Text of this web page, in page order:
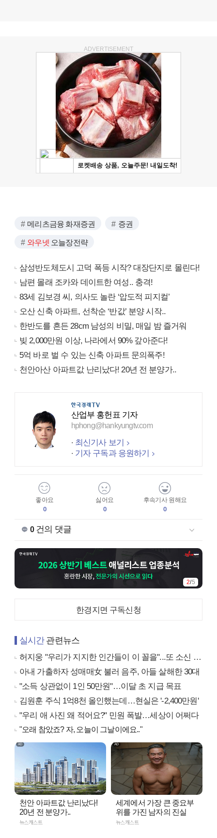
ADVERTISEMENT
메리츠금융 화재증권 증권
와우넷 오늘장전략
삼성반도체도시 고덕 폭등 시작? 대장단지로 몰린다!
남편 몰래 조카와 데이트한 여성.. 충격!
83세 김보경 씨, 의사도 놀란 ‘압도적 피지컬’
오산 신축 아파트, 선착순 ‘반값’ 분양 시작..
한반도를 흔든 28cm 남성의 비밀, 매일 밤 즐거워
빚 2,000만원 이상, 나라에서 90% 갚아준다!
5억 바로 벌 수 있는 신축 아파트 문의폭주!
천안아산 아파트값 난리났다! 20년 전 분양가..
산업부 홍헌표 기자
hphong@hankyungtv.com
최신기사 보기
기자 구독과 응원하기
좋아요
0
싫어요
0
후속기사 원해요
0
0건의 댓글
2/5
한경지면 구독신청
실시간관련뉴스
허지웅 "우리가 지지한 인간들이 이 꼴을"...또 소신 발언
아내 가출하자 성매매女 불러 음주, 아들 살해한 30대
"소득 상관없이 1인 50만원"…이달 초 지급 목표
김원훈 주식 1억8천 올인했는데…현실은 '-2,400만원'
"우리 애 사진 왜 적어요?" 민원 폭발…세상이 어쩌다
"오래 참았죠? 자, 오늘이 그날이에요.."
천안 아파트값 난리났다!
20년 전 분양가..
뉴스캐스트
세계에서 가장 큰 중요부
위를 가진 남자의 진실
뉴스캐스트